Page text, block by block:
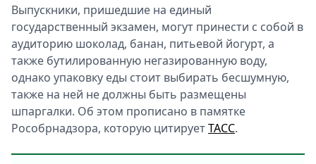
Выборы
2026
Скачай
Metro
Выпускники, пришедшие на единый
государственный экзамен, могут принести с собой в
аудиторию шоколад, банан, питьевой йогурт, а
также бутилированную негазированную воду,
однако упаковку еды стоит выбирать бесшумную,
также на ней не должны быть размещены
шпаргалки. Об этом прописано в памятке
Рособрнадзора, которую цитируетТАСС.